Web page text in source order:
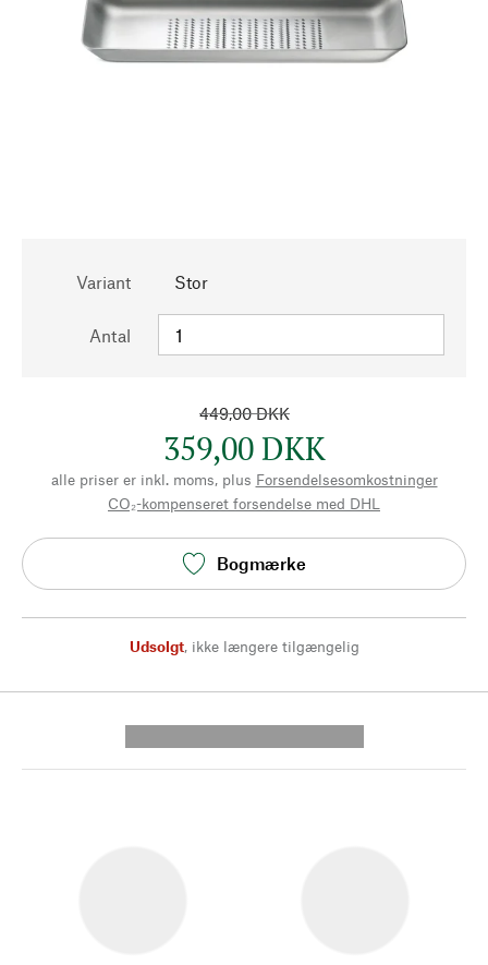
Variant Stor
Antal
449,00 DKK
359,00 DKK
alle priser er inkl. moms, plus Forsendelsesomkostninger
CO₂-kompenseret forsendelse med DHL
Bogmærke
Udsolgt, ikke længere tilgængelig